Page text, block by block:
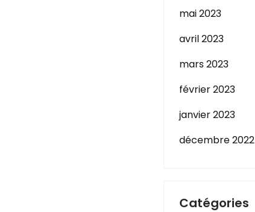
mai 2023
avril 2023
mars 2023
février 2023
janvier 2023
décembre 2022
Catégories